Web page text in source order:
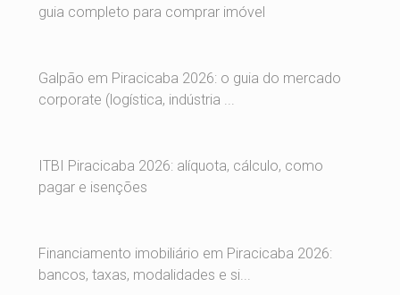
guia completo para comprar imóvel
Galpão em Piracicaba 2026: o guia do mercado
corporate (logística, indústria ...
ITBI Piracicaba 2026: alíquota, cálculo, como
pagar e isenções
Financiamento imobiliário em Piracicaba 2026:
bancos, taxas, modalidades e si...